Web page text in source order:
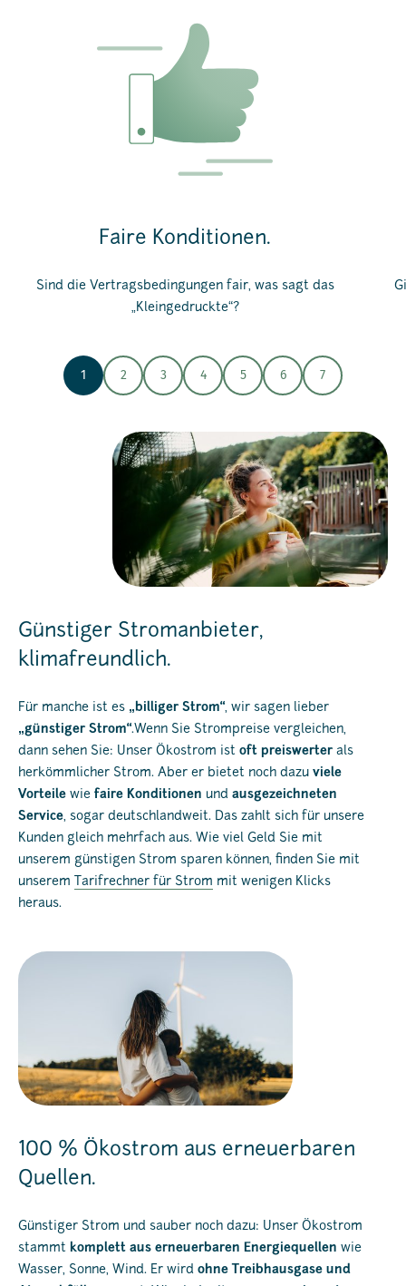
Faire Konditionen.
Sind die Vertragsbedingungen fair, was sagt das
„Kleingedruckte“?
1 2 3 4 5 6 7
Günstiger Stromanbieter,
klimafreundlich.
Für manche ist es „billiger Strom“, wir sagen lieber
„günstiger Strom“.Wenn Sie Strompreise vergleichen,
dann sehen Sie: Unser Ökostrom ist oft preiswerter als
herkömmlicher Strom. Aber er bietet noch dazu viele
Vorteile wie faire Konditionen und ausgezeichneten
Service, sogar deutschlandweit. Das zahlt sich für unsere
Kunden gleich mehrfach aus. Wie viel Geld Sie mit
unserem günstigen Strom sparen können, finden Sie mit
unserem
Tarifrechner für Strom mit wenigen Klicks
heraus.
100 % Ökostrom aus erneuerbaren
Quellen.
Günstiger Strom und sauber noch dazu: Unser Ökostrom
stammt komplett aus erneuerbaren Energiequellen wie
Wasser, Sonne, Wind. Er wird ohne Treibhausgase und